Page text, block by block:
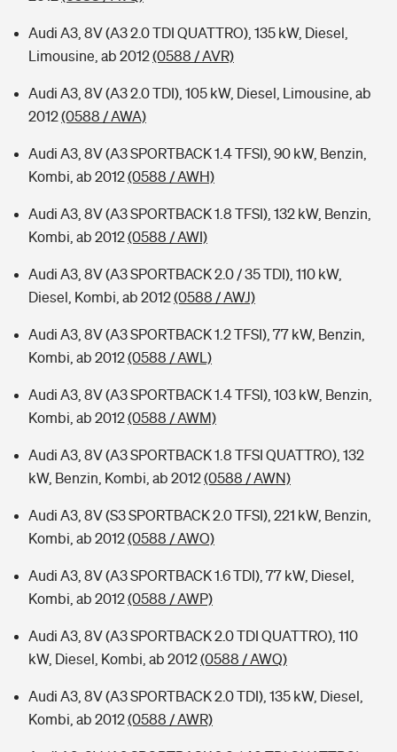
Audi A3, 8V (A3 2.0 TDI QUATTRO), 135 kW, Diesel,
Limousine, ab 2012(0588 / AVR)
Audi A3, 8V (A3 2.0 TDI), 105 kW, Diesel, Limousine, ab
2012(0588 / AWA)
Audi A3, 8V (A3 SPORTBACK 1.4 TFSI), 90 kW, Benzin,
Kombi, ab 2012(0588 / AWH)
Audi A3, 8V (A3 SPORTBACK 1.8 TFSI), 132 kW, Benzin,
Kombi, ab 2012(0588 / AWI)
Audi A3, 8V (A3 SPORTBACK 2.0 / 35 TDI), 110 kW,
Diesel, Kombi, ab 2012(0588 / AWJ)
Audi A3, 8V (A3 SPORTBACK 1.2 TFSI), 77 kW, Benzin,
Kombi, ab 2012(0588 / AWL)
Audi A3, 8V (A3 SPORTBACK 1.4 TFSI), 103 kW, Benzin,
Kombi, ab 2012(0588 / AWM)
Audi A3, 8V (A3 SPORTBACK 1.8 TFSI QUATTRO), 132
kW, Benzin, Kombi, ab 2012(0588 / AWN)
Audi A3, 8V (S3 SPORTBACK 2.0 TFSI), 221 kW, Benzin,
Kombi, ab 2012(0588 / AWO)
Audi A3, 8V (A3 SPORTBACK 1.6 TDI), 77 kW, Diesel,
Kombi, ab 2012(0588 / AWP)
Audi A3, 8V (A3 SPORTBACK 2.0 TDI QUATTRO), 110
kW, Diesel, Kombi, ab 2012(0588 / AWQ)
Audi A3, 8V (A3 SPORTBACK 2.0 TDI), 135 kW, Diesel,
Kombi, ab 2012(0588 / AWR)